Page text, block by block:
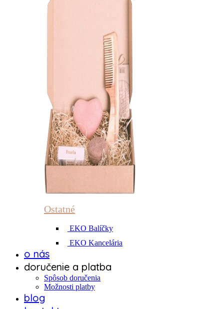
Ostatné
EKO Balíčky
EKO Kancelária
o nás
doručenie a platba
Spôsob doručenia
Možnosti platby
blog